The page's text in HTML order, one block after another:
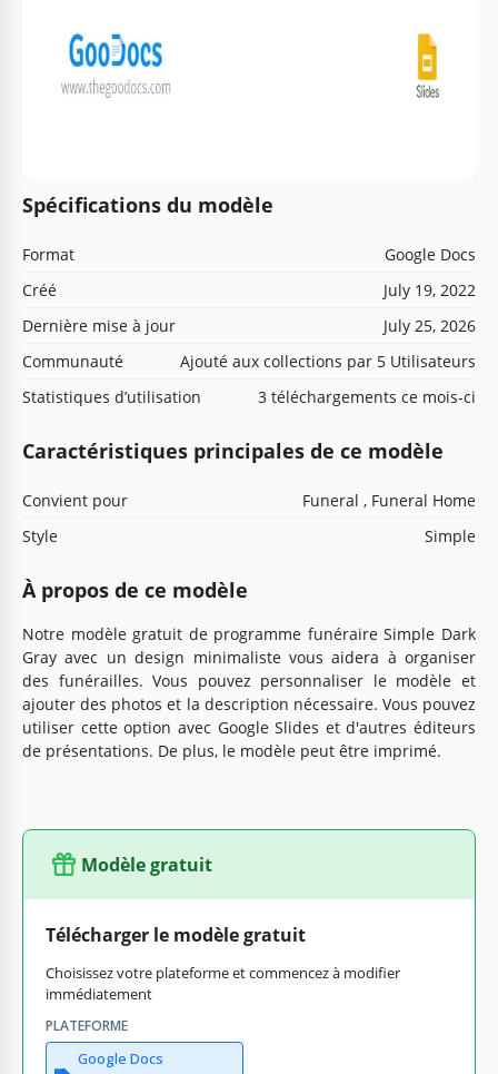
Spécifications du modèle
Format
Google Docs
Créé
July 19, 2022
Dernière mise à jour
July 25, 2026
Communauté
Ajouté aux collections par 5 Utilisateurs
Statistiques d’utilisation
3 téléchargements ce mois-ci
Caractéristiques principales de ce modèle
Convient pour
Funeral , Funeral Home
Style
Simple
À propos de ce modèle
Notre modèle gratuit de programme funéraire Simple Dark
Gray avec un design minimaliste vous aidera à organiser
des funérailles. Vous pouvez personnaliser le modèle et
ajouter des photos et la description nécessaire. Vous pouvez
utiliser cette option avec Google Slides et d'autres éditeurs
de présentations. De plus, le modèle peut être imprimé.
Modèle gratuit
Télécharger le modèle gratuit
Choisissez votre plateforme et commencez à modifier
immédiatement
PLATEFORME
Google Docs